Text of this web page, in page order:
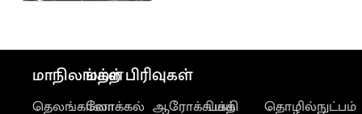
மாநிலங்கள்
தெலங்கானா
மற்ற பிரிவுகள்
லோக்கல் ஆரோக்கியம்
பக்தி
தொழில்நுட்பம்